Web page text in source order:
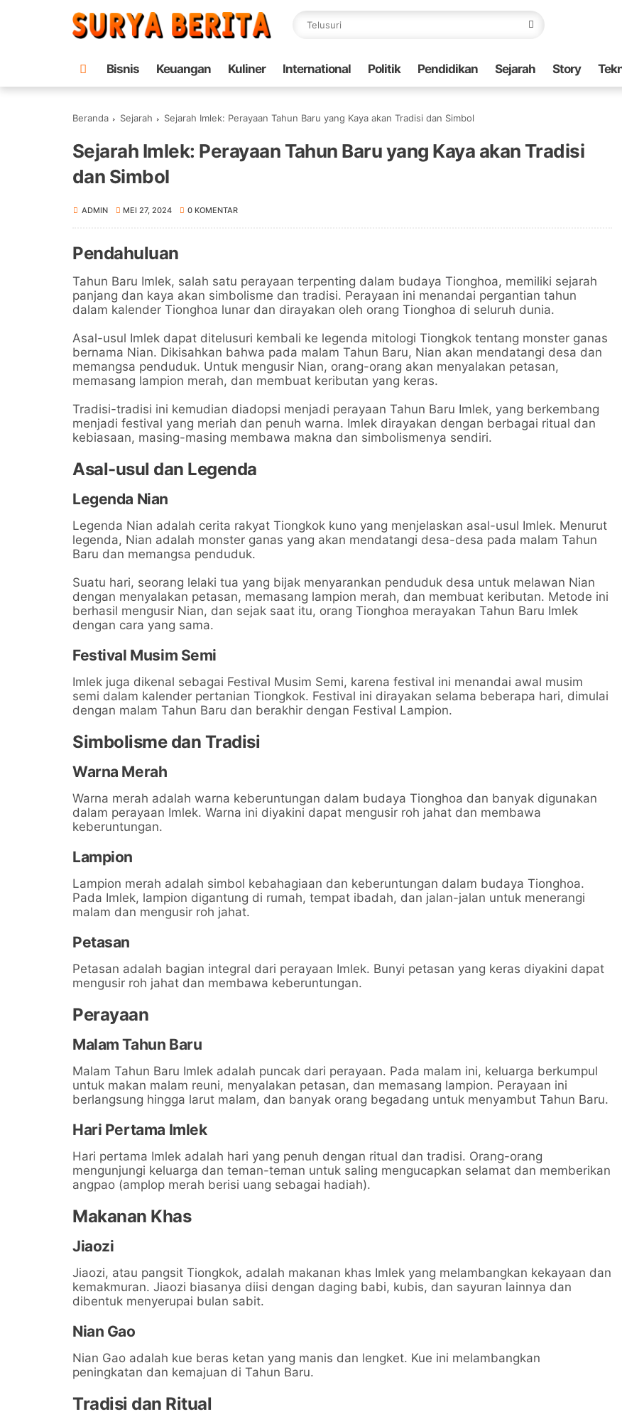
Bisnis Keuangan Kuliner International Politik Pendidikan Sejarah Story
Beranda Sejarah Sejarah Imlek: Perayaan Tahun Baru yang Kaya akan Tradisi dan Simbol
Sejarah Imlek: Perayaan Tahun Baru yang Kaya akan Tradisi
dan Simbol
ADMIN MEI 27, 2024 0 KOMENTAR
Pendahuluan
Tahun Baru Imlek, salah satu perayaan terpenting dalam budaya Tionghoa, memiliki sejarah
panjang dan kaya akan simbolisme dan tradisi. Perayaan ini menandai pergantian tahun
dalam kalender Tionghoa lunar dan dirayakan oleh orang Tionghoa di seluruh dunia.
Asal-usul Imlek dapat ditelusuri kembali ke legenda mitologi Tiongkok tentang monster ganas
bernama Nian. Dikisahkan bahwa pada malam Tahun Baru, Nian akan mendatangi desa dan
memangsa penduduk. Untuk mengusir Nian, orang-orang akan menyalakan petasan,
memasang lampion merah, dan membuat keributan yang keras.
Tradisi-tradisi ini kemudian diadopsi menjadi perayaan Tahun Baru Imlek, yang berkembang
menjadi festival yang meriah dan penuh warna. Imlek dirayakan dengan berbagai ritual dan
kebiasaan, masing-masing membawa makna dan simbolismenya sendiri.
Asal-usul dan Legenda
Legenda Nian
Legenda Nian adalah cerita rakyat Tiongkok kuno yang menjelaskan asal-usul Imlek. Menurut
legenda, Nian adalah monster ganas yang akan mendatangi desa-desa pada malam Tahun
Baru dan memangsa penduduk.
Suatu hari, seorang lelaki tua yang bijak menyarankan penduduk desa untuk melawan Nian
dengan menyalakan petasan, memasang lampion merah, dan membuat keributan. Metode ini
berhasil mengusir Nian, dan sejak saat itu, orang Tionghoa merayakan Tahun Baru Imlek
dengan cara yang sama.
Festival Musim Semi
Imlek juga dikenal sebagai Festival Musim Semi, karena festival ini menandai awal musim
semi dalam kalender pertanian Tiongkok. Festival ini dirayakan selama beberapa hari, dimulai
dengan malam Tahun Baru dan berakhir dengan Festival Lampion.
Simbolisme dan Tradisi
Warna Merah
Warna merah adalah warna keberuntungan dalam budaya Tionghoa dan banyak digunakan
dalam perayaan Imlek. Warna ini diyakini dapat mengusir roh jahat dan membawa
keberuntungan.
Lampion
Lampion merah adalah simbol kebahagiaan dan keberuntungan dalam budaya Tionghoa.
Pada Imlek, lampion digantung di rumah, tempat ibadah, dan jalan-jalan untuk menerangi
malam dan mengusir roh jahat.
Petasan
Petasan adalah bagian integral dari perayaan Imlek. Bunyi petasan yang keras diyakini dapat
mengusir roh jahat dan membawa keberuntungan.
Perayaan
Malam Tahun Baru
Malam Tahun Baru Imlek adalah puncak dari perayaan. Pada malam ini, keluarga berkumpul
untuk makan malam reuni, menyalakan petasan, dan memasang lampion. Perayaan ini
berlangsung hingga larut malam, dan banyak orang begadang untuk menyambut Tahun Baru.
Hari Pertama Imlek
Hari pertama Imlek adalah hari yang penuh dengan ritual dan tradisi. Orang-orang
mengunjungi keluarga dan teman-teman untuk saling mengucapkan selamat dan memberikan
angpao (amplop merah berisi uang sebagai hadiah).
Makanan Khas
Jiaozi
Jiaozi, atau pangsit Tiongkok, adalah makanan khas Imlek yang melambangkan kekayaan dan
kemakmuran. Jiaozi biasanya diisi dengan daging babi, kubis, dan sayuran lainnya dan
dibentuk menyerupai bulan sabit.
Nian Gao
Nian Gao adalah kue beras ketan yang manis dan lengket. Kue ini melambangkan
peningkatan dan kemajuan di Tahun Baru.
Tradisi dan Ritual